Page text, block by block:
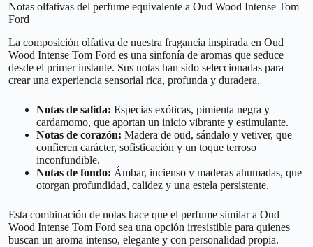
Notas olfativas del perfume equivalente a Oud Wood Intense Tom
Ford
La composición olfativa de nuestra fragancia inspirada en Oud
Wood Intense Tom Ford es una sinfonía de aromas que seduce
desde el primer instante. Sus notas han sido seleccionadas para
crear una experiencia sensorial rica, profunda y duradera.
Notas de salida: Especias exóticas, pimienta negra y
cardamomo, que aportan un inicio vibrante y estimulante.
Notas de corazón: Madera de oud, sándalo y vetiver, que
confieren carácter, sofisticación y un toque terroso
inconfundible.
Notas de fondo: Ámbar, incienso y maderas ahumadas, que
otorgan profundidad, calidez y una estela persistente.
Esta combinación de notas hace que el perfume similar a Oud
Wood Intense Tom Ford sea una opción irresistible para quienes
buscan un aroma intenso, elegante y con personalidad propia.